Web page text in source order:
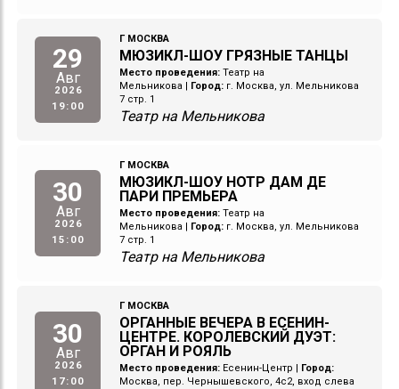
29
Авг
2026
19:00
Г МОСКВА
МЮЗИКЛ-ШОУ ГРЯЗНЫЕ ТАНЦЫ
Место проведения: Театр на
Мельникова
Город: г. Москва, ул. Мельникова
7 стр. 1
Театр на Мельникова
30
Авг
2026
15:00
Г МОСКВА
МЮЗИКЛ-ШОУ НОТР ДАМ ДЕ
ПАРИ ПРЕМЬЕРА
Место проведения: Театр на
Мельникова
Город: г. Москва, ул. Мельникова
7 стр. 1
Театр на Мельникова
30
Авг
2026
17:00
Г МОСКВА
ОРГАННЫЕ ВЕЧЕРА В ЕСЕНИН-
ЦЕНТРЕ. КОРОЛЕВСКИЙ ДУЭТ:
ОРГАН И РОЯЛЬ
Место проведения: Есенин-Центр
Город:
Москва, пер. Чернышевского, 4с2, вход слева